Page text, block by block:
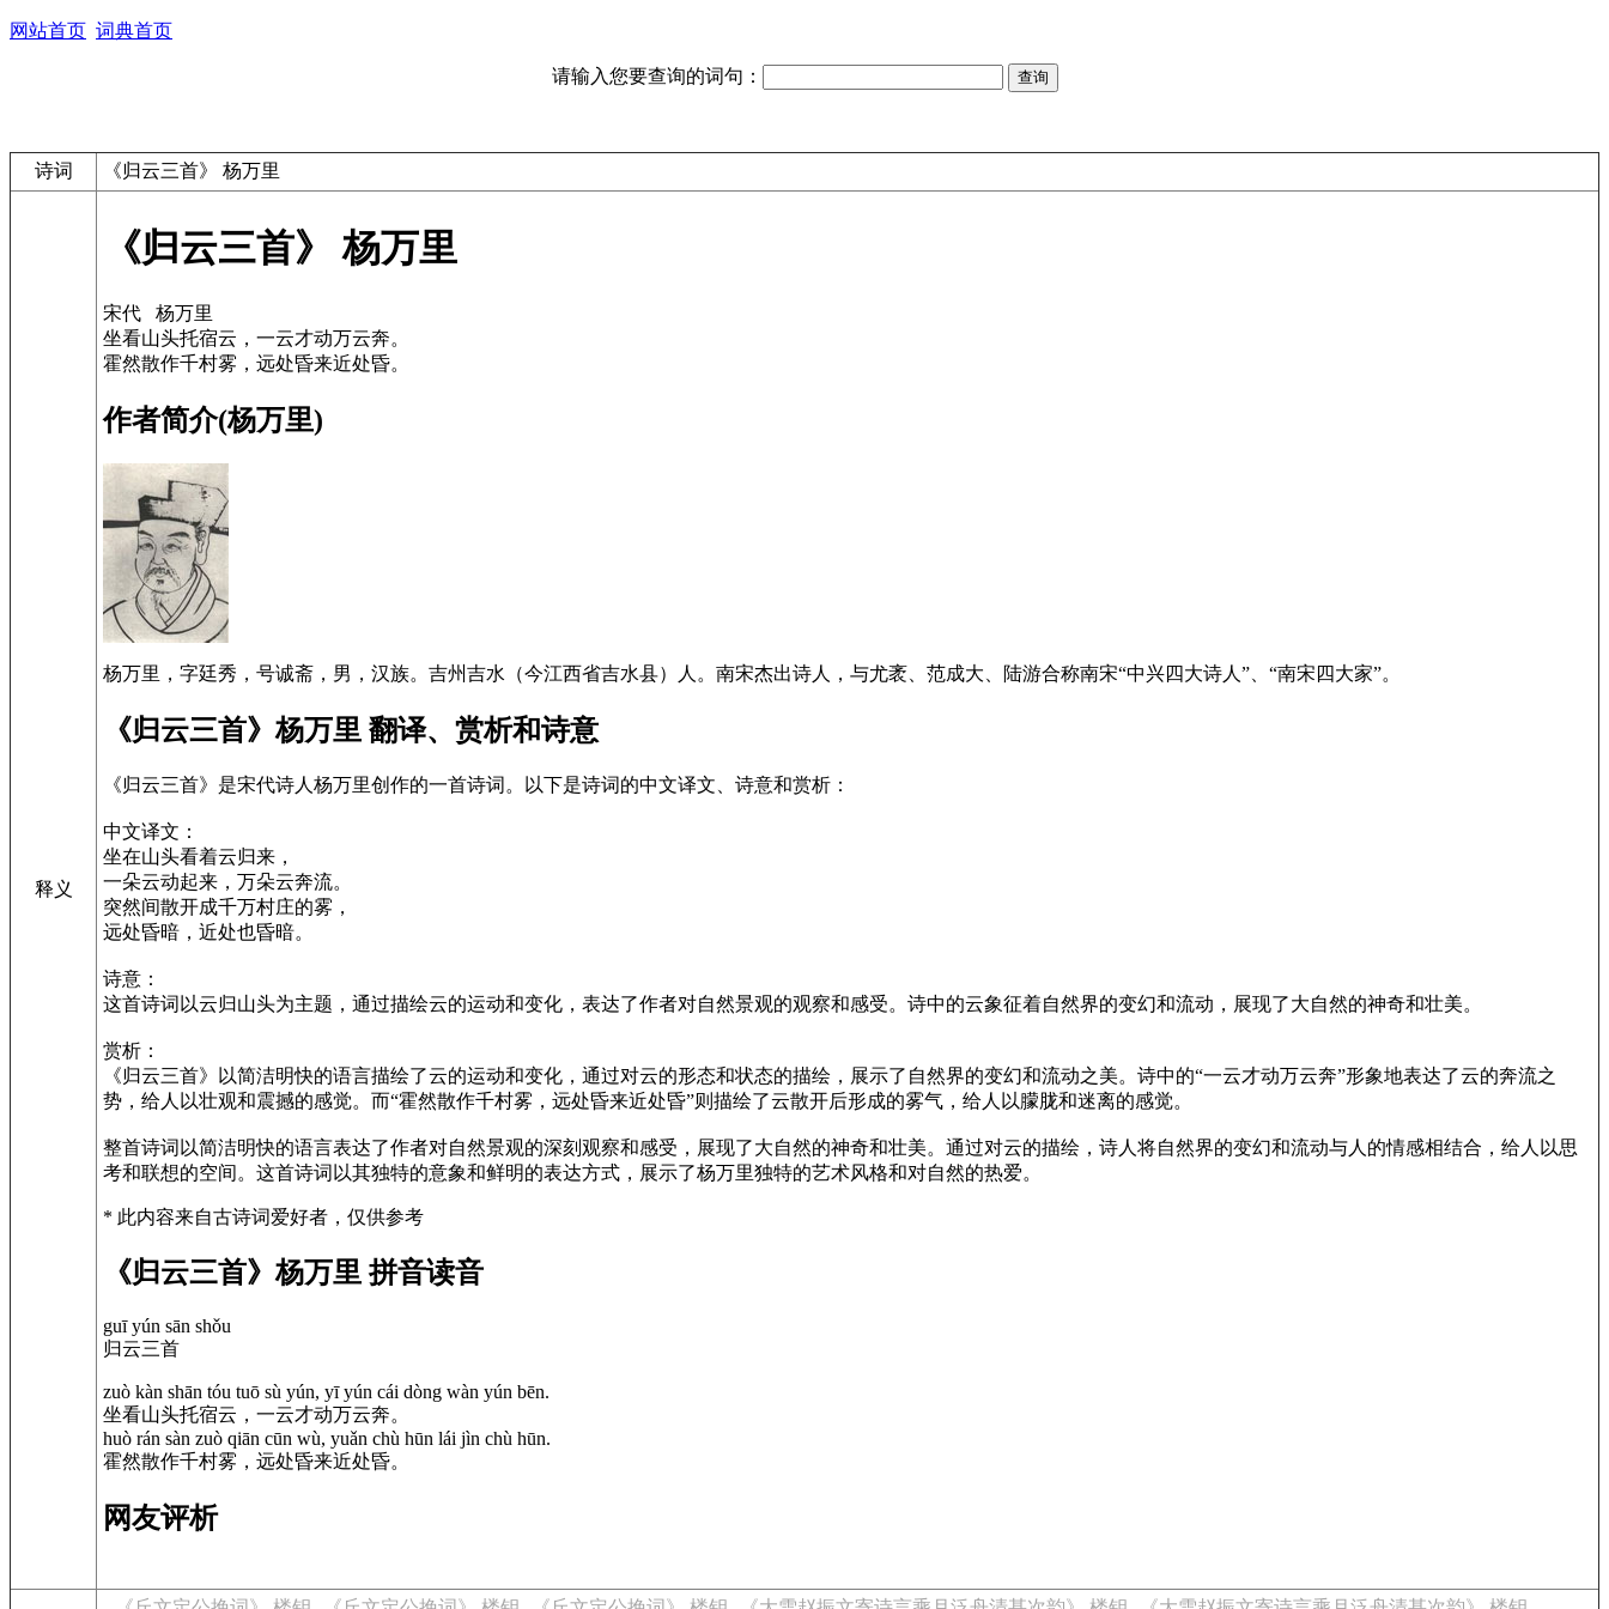
网站首页 词典首页
请输入您要查询的词句：
诗词 《归云三首》 杨万里
释义
《归云三首》 杨万里
宋代 杨万里
坐看山头托宿云，一云才动万云奔。
霍然散作千村雾，远处昏来近处昏。
作者简介(杨万里)
杨万里，字廷秀，号诚斋，男，汉族。吉州吉水（今江西省吉水县）人。南宋杰出诗人，与尤袤、范成大、陆游合称南宋“中兴四大诗人”、“南宋四大家”。
《归云三首》杨万里 翻译、赏析和诗意
《归云三首》是宋代诗人杨万里创作的一首诗词。以下是诗词的中文译文、诗意和赏析：
中文译文：
坐在山头看着云归来，
一朵云动起来，万朵云奔流。
突然间散开成千万村庄的雾，
远处昏暗，近处也昏暗。
诗意：
这首诗词以云归山头为主题，通过描绘云的运动和变化，表达了作者对自然景观的观察和感受。诗中的云象征着自然界的变幻和流动，展现了大自然的神奇和壮美。
赏析：
《归云三首》以简洁明快的语言描绘了云的运动和变化，通过对云的形态和状态的描绘，展示了自然界的变幻和流动之美。诗中的“一云才动万云奔”形象地表达了云的奔流之
势，给人以壮观和震撼的感觉。而“霍然散作千村雾，远处昏来近处昏”则描绘了云散开后形成的雾气，给人以朦胧和迷离的感觉。
整首诗词以简洁明快的语言表达了作者对自然景观的深刻观察和感受，展现了大自然的神奇和壮美。通过对云的描绘，诗人将自然界的变幻和流动与人的情感相结合，给人以思
考和联想的空间。这首诗词以其独特的意象和鲜明的表达方式，展示了杨万里独特的艺术风格和对自然的热爱。
* 此内容来自古诗词爱好者，仅供参考
《归云三首》杨万里 拼音读音
guī yún sān shǒu
归云三首
zuò kàn shān tóu tuō sù yún, yī yún cái dòng wàn yún bēn.
坐看山头托宿云，一云才动万云奔。
huò rán sàn zuò qiān cūn wù, yuǎn chù hūn lái jìn chù hūn.
霍然散作千村雾，远处昏来近处昏。
网友评析